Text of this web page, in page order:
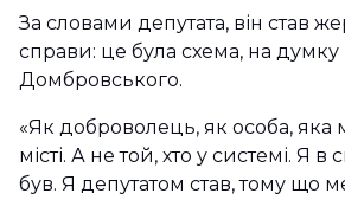
За словами депутата, він став
справи: це була схема, на
Домбровського.
«Як доброволець, як особа, яка
місті. А не той, хто у системі. Я в
був. Я депутатом став, тому що